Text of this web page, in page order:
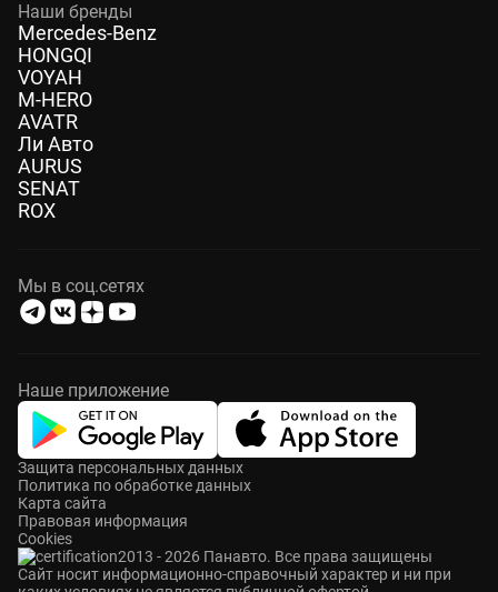
Наши бренды
Mercedes-Benz
HONGQI
VOYAH
M-HERO
AVATR
Ли Авто
AURUS
SENAT
ROX
Мы в соц.сетях
Наше приложение
2013 - 2026 Панавто. Все права защищены
Cайт носит информационно-справочный характер и ни при
Защита персональных данных
Политика по обработке данных
Карта сайта
Правовая информация
Cookies